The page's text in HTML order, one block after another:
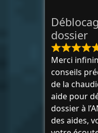
dossier
Merci
conseils
de la
aide pour
dossier à
des aides,